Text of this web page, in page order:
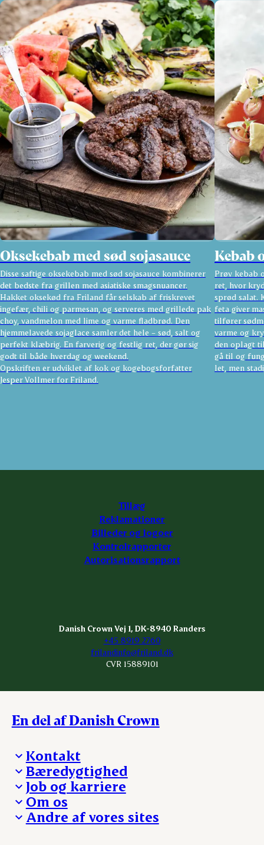
Oksekebab med sød sojasauce
Disse saftige oksekebab med sød sojasauce kombinerer
det bedste fra grillen med asiatiske smagsnuancer.
Hakket oksekød fra Friland får selskab af friskrevet
ingefær, chili og parmesan, og serveres med grillede pak
choy, vandmelon med lime og varme fladbrød. Den
hjemmelavede sojaglace samler det hele – sød, salt og
perfekt klæbrig. En farverig og festlig ret, der gør sig
godt til både hverdag og weekend.
Opskriften er udviklet af kok og kogebogsforfatter
Jesper Vollmer for Friland.
Kebab
Prøv kebab
ret, hvor
sprød salat.
feta giver
tilfører
varme og
den oplagt
gå til og
let, men
Tillæg
Reklamationer
Billeder og logoer
Kontrolrapporter
Autorisationsrapport
Danish Crown Vej 1, DK-8940 Randers
+45 8919 2760
frilandinfo@friland.dk
CVR 15889101
En del af Danish Crown
Kontakt
Besøg Danish Crown
Presse og nyheder
Reklamationer
Whistleblower
Øvrige henvendelser
Bæredygtighed
Fra jord til bord
Hverdagen
Ansvarlighed og nøgletal
Job og karriere
Arbejd med os
Ledige stillinger
Om os
Hvem er vi
Andre af vores sites